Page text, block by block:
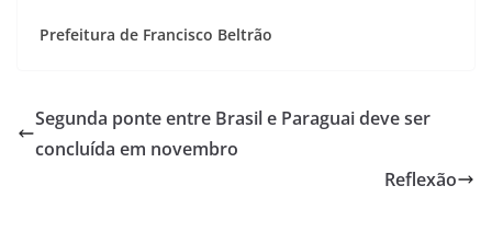
Prefeitura de Francisco Beltrão
Segunda ponte entre Brasil e Paraguai deve ser
concluída em novembro
Reflexão